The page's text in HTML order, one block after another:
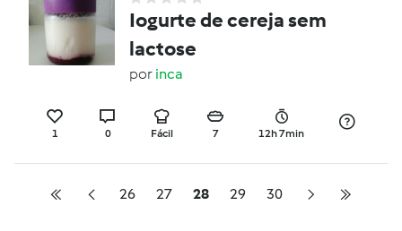
Iogurte de cereja sem
lactose
por inca
1 0 Fácil 7 12h 7min
26 27 28 29 30